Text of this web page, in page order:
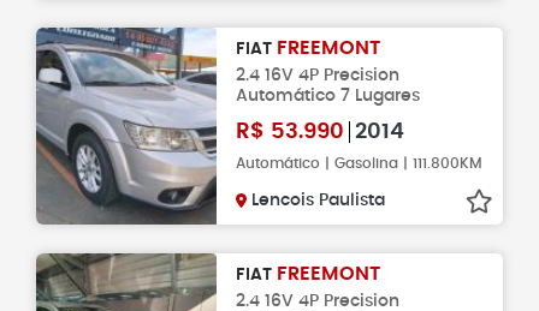
FIAT FREEMONT
2.4 16V 4P Precision
Automático 7 Lugares
R$ 53.990 2014
Automático | Gasolina | 111.800KM
Lencois Paulista
FIAT FREEMONT
2.4 16V 4P Precision